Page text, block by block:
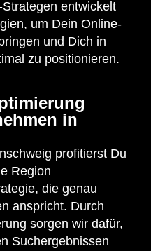
entwickelt
um Dein Online-
und Dich in
zu positionieren.
in
profitierst Du
Region
die genau
anspricht. Durch
sorgen wir dafür,
Suchergebnissen